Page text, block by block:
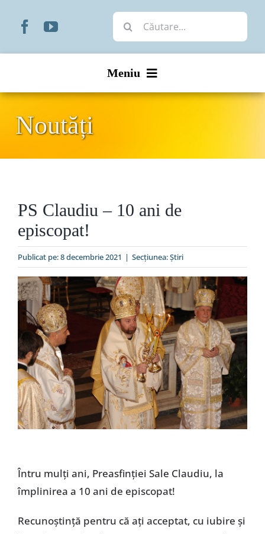
Cautare...
Meniu
Organizare
Liturgic
Special
Noutăți
PS Claudiu – 10 ani de
episcopat!
Publicat pe: 8 decembrie 2021 | Secțiunea:Ştiri
Întru mulți ani, Preasfinției Sale Claudiu, la
împlinirea a 10 ani de episcopat!
Recunoștință pentru că ați acceptat, cu iubire și